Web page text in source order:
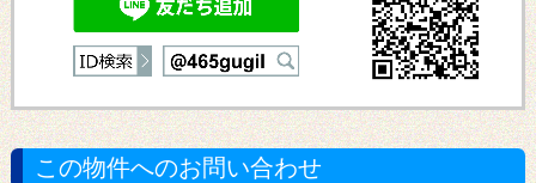
この物件へのお問い合わせ